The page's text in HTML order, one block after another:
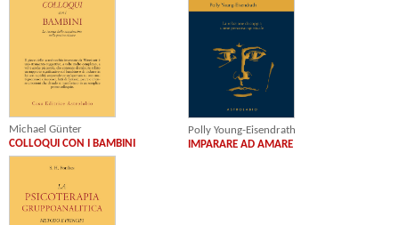
Michael Günter
COLLOQUI CON I BAMBINI
Polly Young-Eisendrath
IMPARARE AD AMARE